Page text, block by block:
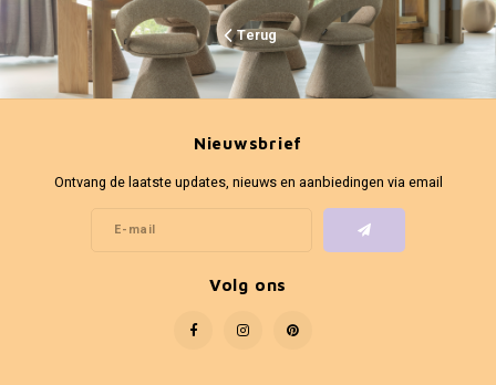
Terug
Nieuwsbrief
Ontvang de laatste updates, nieuws en aanbiedingen via email
Volg ons